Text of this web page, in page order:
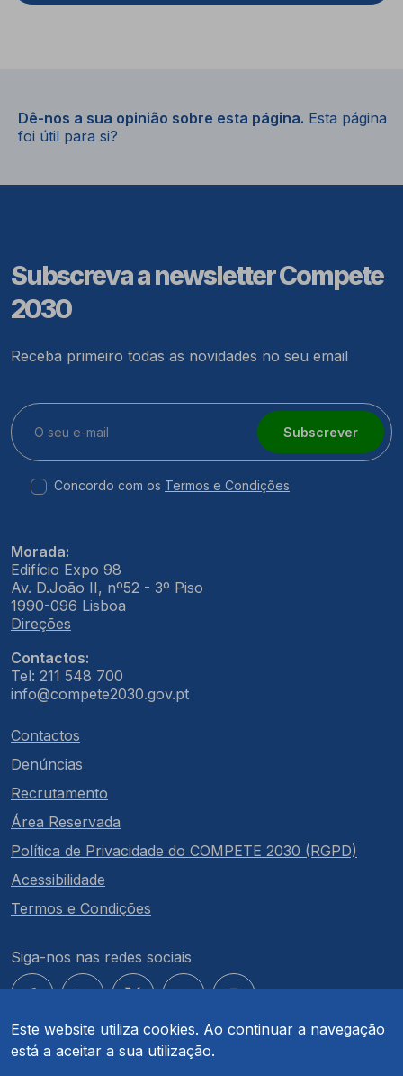
Este website utiliza cookies. Ao continuar a navegação
está a aceitar a sua utilização.
Dê-nos a sua opinião sobre esta página. Esta página
foi útil para si?
Subscreva a newsletter Compete
2030
Receba primeiro todas as novidades no seu email
Subscrever
Concordo com os Termos e Condições
Morada:
Edifício Expo 98
Av. D.João II, nº52 - 3º Piso
1990-096 Lisboa
Direções
Contactos:
Tel: 211 548 700
info@compete2030.gov.pt
Contactos
Denúncias
Recrutamento
Área Reservada
Política de Privacidade do COMPETE 2030 (RGPD)
Acessibilidade
Termos e Condições
Siga-nos nas redes sociais